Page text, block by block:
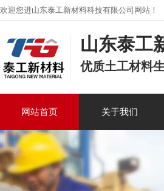
欢迎您进山东泰工新材料科技有限公司网站！
山东泰工
优质土工材料
网站首页 关于我们